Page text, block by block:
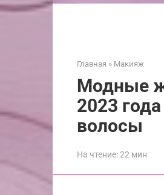
Главная » Макияж
Модные
2023
волосы
На чтение:22 мин